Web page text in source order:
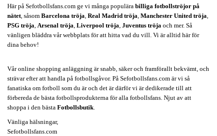
Här på Sefotbollsfans.com ge vi många populära billiga fotbollströjor på
nätet , såsom Barcelona tröja Real Madrid tröja Manchester United tröja
PSG tröja Arsenal tröja Liverpool tröja Juventus tröja och mer. Så
vänligen bläddra vår webbplats för att hitta vad du vill. Vi är alltid här för
dina behov!
Vår online shopping anläggning är snabb, säker och framförallt bekvämt, och
strävar efter att handla på fotbollsgåvor. På Sefotbollsfans.com är vi så
fanatiska om fotboll som du är och det är därför vi är dedikerade till att
förbereda de bästa fotbollsprodukterna för alla fotbollsfans. Njut av att
shoppa i den bästa Fotbollsbutik
Vänliga hälsningar,
Sefotbollsfans.com